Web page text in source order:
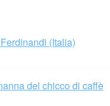
(Italia)
del chicco di caffè